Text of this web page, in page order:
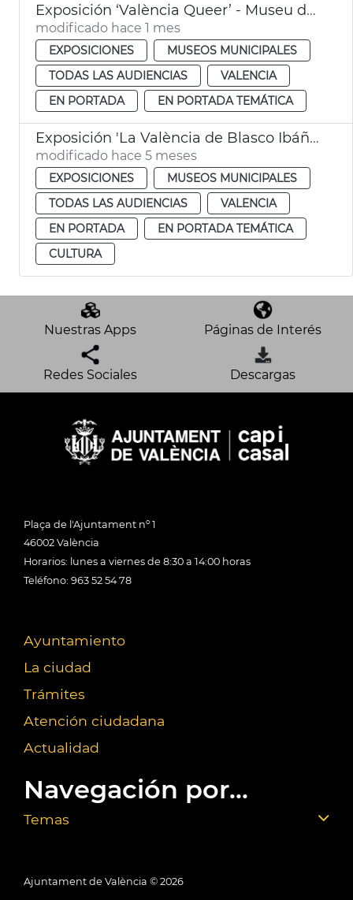
Exposición ‘València Queer’ - Museu de la Ciutat
modificado hace 1 mes
EXPOSICIONES
MUSEOS MUNICIPALES
TODAS LAS AUDIENCIAS
VALENCIA
EN PORTADA
EN PORTADA TEMÁTICA
Exposición 'La València de Blasco Ibáñez'
modificado hace 5 meses
EXPOSICIONES
MUSEOS MUNICIPALES
TODAS LAS AUDIENCIAS
VALENCIA
EN PORTADA
EN PORTADA TEMÁTICA
CULTURA
Nuestras Apps Páginas de Interés
Redes Sociales Descargas
Plaça de l'Ajuntament nº 1
46002 València
Horarios: lunes a viernes de 8:30 a 14:00 horas
Teléfono: 963 52 54 78
Ayuntamiento
La ciudad
Trámites
Atención ciudadana
Actualidad
Navegación por...
Temas
Ajuntament de València © 2026